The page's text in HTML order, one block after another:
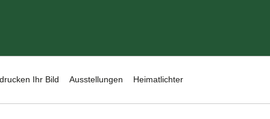
Ihr Bild Ausstellungen Heimatlichter